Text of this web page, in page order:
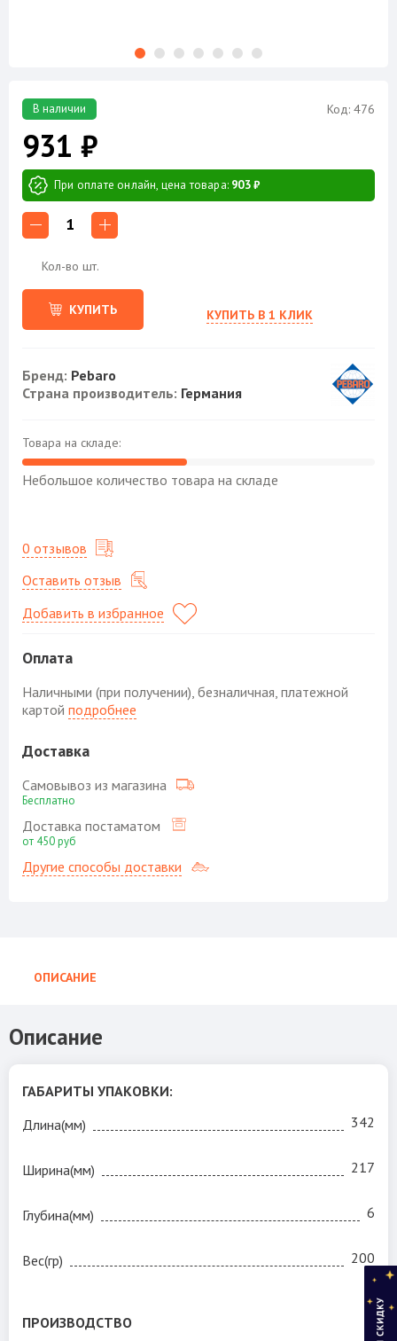
В наличии Код: 476
931 ₽
При оплате онлайн, цена товара: 903 ₽
1
Кол-во шт.
КУПИТЬ КУПИТЬ В 1 КЛИК
Бренд: Pebaro
Страна производитель: Германия
Товара на складе:
Небольшое количество товара на складе
0 отзывов
Оставить отзыв
Добавить в избранное
Оплата
Наличными (при получении), безналичная, платежной
картой подробнее
Доставка
Самовывоз из магазина
Бесплатно
Доставка постаматом
от 450 руб
Другие способы доставки
ОПИСАНИЕ
Описание
ГАБАРИТЫ УПАКОВКИ:
Длина(мм)
342
Ширина(мм) 217
Глубина(мм) 6
Вес(гр) 200
ПРОИЗВОДСТВО